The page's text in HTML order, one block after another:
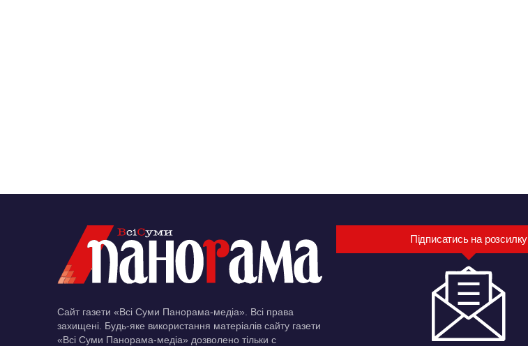
Сайт газети «Всі Суми Панорама-медіа». Всі права
захищені. Будь-яке використання матеріалів сайту газети
«Всі Суми Панорама-медіа» дозволено тільки c
Підписатись на розсилку